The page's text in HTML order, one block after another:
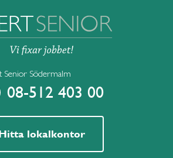
Senior Södermalm
08-512 403 00
lokalkontor